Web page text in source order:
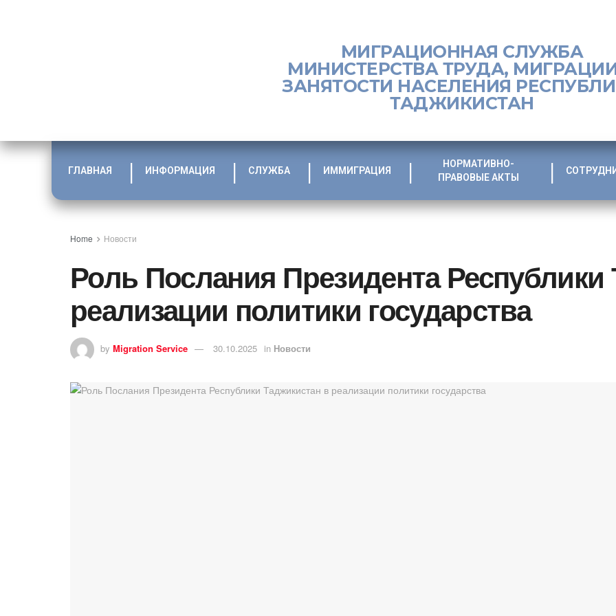
МИГРАЦИОННАЯ СЛУЖБА
МИНИСТЕРСТВА ТРУДА,
ЗАНЯТОСТИ НАСЕЛЕНИЯ
ТАДЖИКИСТАН
ГЛАВНАЯ ИНФОРМАЦИЯ СЛУЖБА ИММИГРАЦИЯ
НОРМАТИВНО-
ПРАВОВЫЕ АКТЫ
Home Новости
Роль Послания Президента Республики
реализации политики государства
by Migration Service 30.10.2025 in Новости